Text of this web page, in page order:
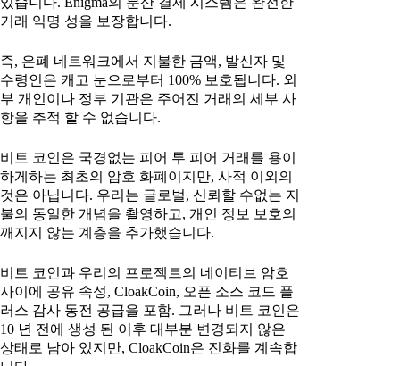
거래 익명 성을 보장합니다.
즉, 은폐 네트워크에서 지불한 금액, 발신자 및
수령인은 캐고 눈으로부터 100% 보호됩니다. 외
부 개인이나 정부 기관은 주어진 거래의 세부 사
항을 추적 할 수 없습니다.
비트 코인은 국경없는 피어 투 피어 거래를 용이
하게하는 최초의 암호 화폐이지만, 사적 이외의
것은 아닙니다. 우리는 글로벌, 신뢰할 수없는 지
불의 동일한 개념을 촬영하고, 개인 정보 보호의
깨지지 않는 계층을 추가했습니다.
비트 코인과 우리의 프로젝트의 네이티브 암호
사이에 공유 속성, CloakCoin, 오픈 소스 코드 플
러스 감사 동전 공급을 포함. 그러나 비트 코인은
10 년 전에 생성 된 이후 대부분 변경되지 않은
상태로 남아 있지만, CloakCoin은 진화를 계속합